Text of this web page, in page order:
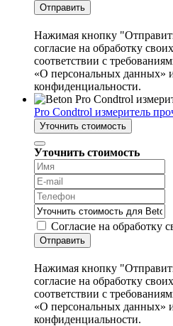
Отправить
Нажимая кнопку
согласие на обработку
соответствии с
«О персональных данных»
конфиденциальности.
Pro Condtrol измеритель
Уточнить стоимость
Уточнить стоимость
Согласие на обработку
Отправить
Нажимая кнопку
согласие на обработку
соответствии с
«О персональных данных»
конфиденциальности.